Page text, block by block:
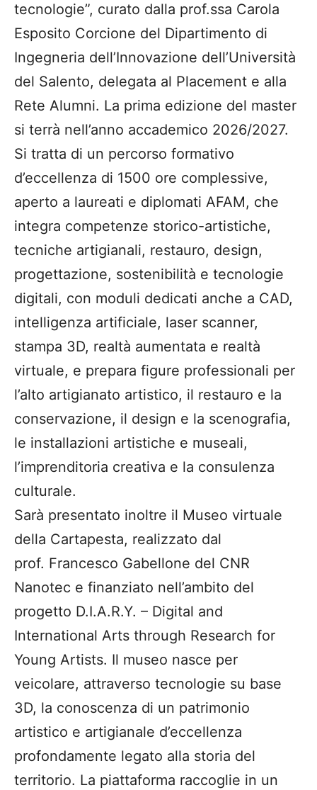
tecnologie”, curato dalla prof.ssa Carola
Esposito Corcione del Dipartimento di
Ingegneria dell’Innovazione dell’Università
del Salento, delegata al Placement e alla
Rete Alumni. La prima edizione del master
si terrà nell’anno accademico 2026/2027.
Si tratta di un percorso formativo
d’eccellenza di 1500 ore complessive,
aperto a laureati e diplomati AFAM, che
integra competenze storico-artistiche,
tecniche artigianali, restauro, design,
progettazione, sostenibilità e tecnologie
digitali, con moduli dedicati anche a CAD,
intelligenza artificiale, laser scanner,
stampa 3D, realtà aumentata e realtà
virtuale, e prepara figure professionali per
l’alto artigianato artistico, il restauro e la
conservazione, il design e la scenografia,
le installazioni artistiche e museali,
l’imprenditoria creativa e la consulenza
culturale.
Sarà presentato inoltre il Museo virtuale
della Cartapesta, realizzato dal
prof. Francesco Gabellone del CNR
Nanotec e finanziato nell’ambito del
progetto D.I.A.R.Y. – Digital and
International Arts through Research for
Young Artists. Il museo nasce per
veicolare, attraverso tecnologie su base
3D, la conoscenza di un patrimonio
artistico e artigianale d’eccellenza
profondamente legato alla storia del
territorio. La piattaforma raccoglie in un